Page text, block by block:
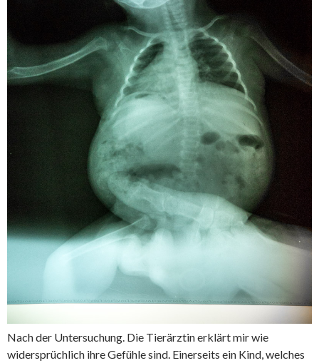
Nach der Untersuchung. Die Tierärztin erklärt mir wie
widersprüchlich ihre Gefühle sind. Einerseits ein Kind, welches